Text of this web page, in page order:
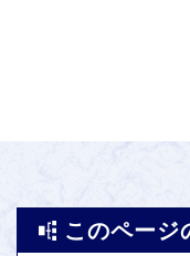
このページ